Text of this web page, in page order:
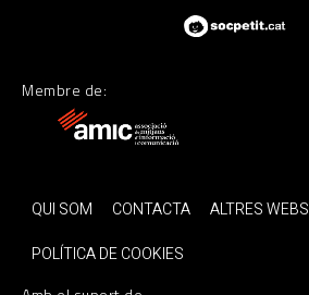
Membre de:
QUI SOM CONTACTA ALTRES WEBS
POLÍTICA DE COOKIES